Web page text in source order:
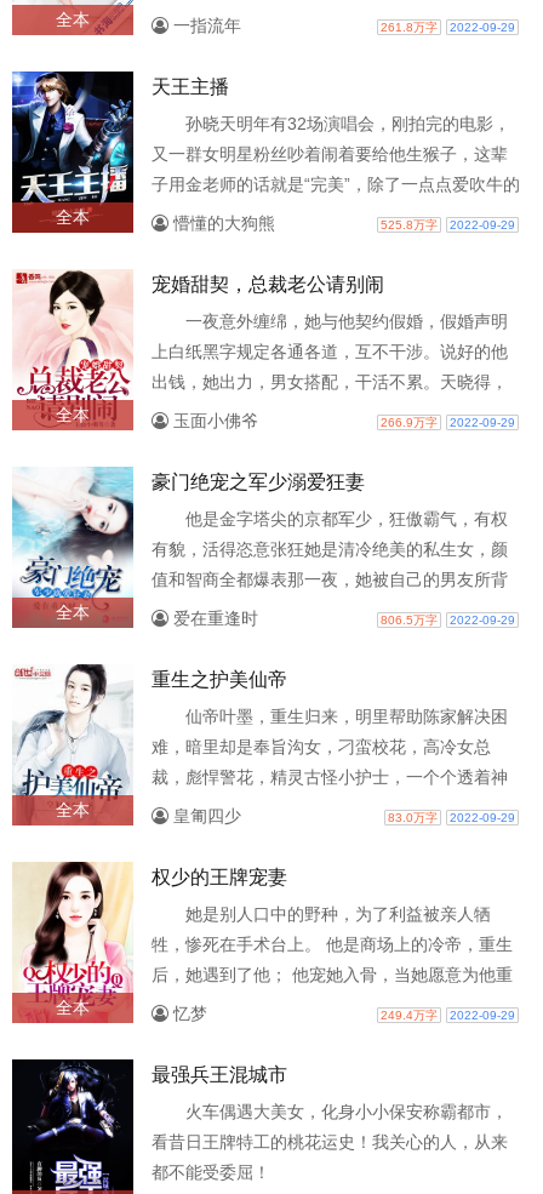
全本 一指流年 261.8万字 2022-09-29
全本
天王主播
孙晓天明年有32场演唱会，刚拍完的电影，
又一群女明星粉丝吵着闹着要给他生猴子，这辈
子用金老师的话就是“完美”，除了一点点爱吹牛的
习惯以及“啪”啊，梦醒了
懵懂的大狗熊 525.8万字 2022-09-29
全本
宠婚甜契，总裁老公请别闹
一夜意外缠绵，她与他契约假婚，假婚声明
上白纸黑字规定各通各道，互不干涉。说好的他
出钱，她出力，男女搭配，干活不累。天晓得，
突然有一天，明码标价的合作翻身一变成..
玉面小佛爷 266.9万字 2022-09-29
全本
豪门绝宠之军少溺爱狂妻
他是金字塔尖的京都军少，狂傲霸气，有权
有貌，活得恣意张狂她是清冷绝美的私生女，颜
值和智商全都爆表那一夜，她被自己的男友所背
叛。那一夜，她又被因中药的他给强势霸..
爱在重逢时 806.5万字 2022-09-29
全本
重生之护美仙帝
仙帝叶墨，重生归来，明里帮助陈家解决困
难，暗里却是奉旨沟女，刁蛮校花，高冷女总
裁，彪悍警花，精灵古怪小护士，一个个透着神
秘，接踵而来！叶墨：“前世仙帝身崩溃，..
皇匍四少 83.0万字 2022-09-29
全本
权少的王牌宠妻
她是别人口中的野种，为了利益被亲人牺
牲，惨死在手术台上。 他是商场上的冷帝，重生
后，她遇到了他； 他宠她入骨，当她愿意为他重
新打开心扉时，换来的不过一场空；期盼..
忆梦 249.4万字 2022-09-29
最强兵王混城市
火车偶遇大美女，化身小小保安称霸都市，
看昔日王牌特工的桃花运史！我关心的人，从来
都不能受委屈！